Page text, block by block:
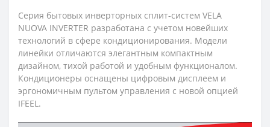
Серия бытовых инверторных сплит-систем VELA
NUOVA INVERTER разработана с учетом новейших
технологий в сфере кондиционирования. Модели
линейки отличаются элегантным компактным
дизайном, тихой работой и удобным функционалом.
Кондиционеры оснащены цифровым дисплеем и
эргономичным пультом управления с новой опцией
IFEEL.